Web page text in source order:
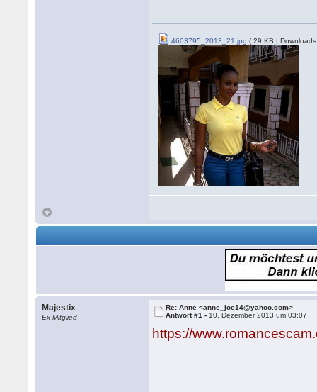
4603795_2013_21.jpg ( 29 KB |
Majestix
Ex-Mitglied
Re: Anne <anne_joe14@yahoo.com>
Antwort #1 - 10. Dezember 2013 um 03:07
https://